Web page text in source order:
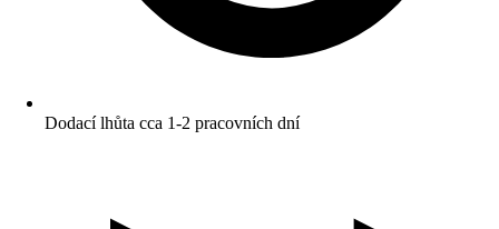
Dodací lhůta cca 1-2 pracovních dní